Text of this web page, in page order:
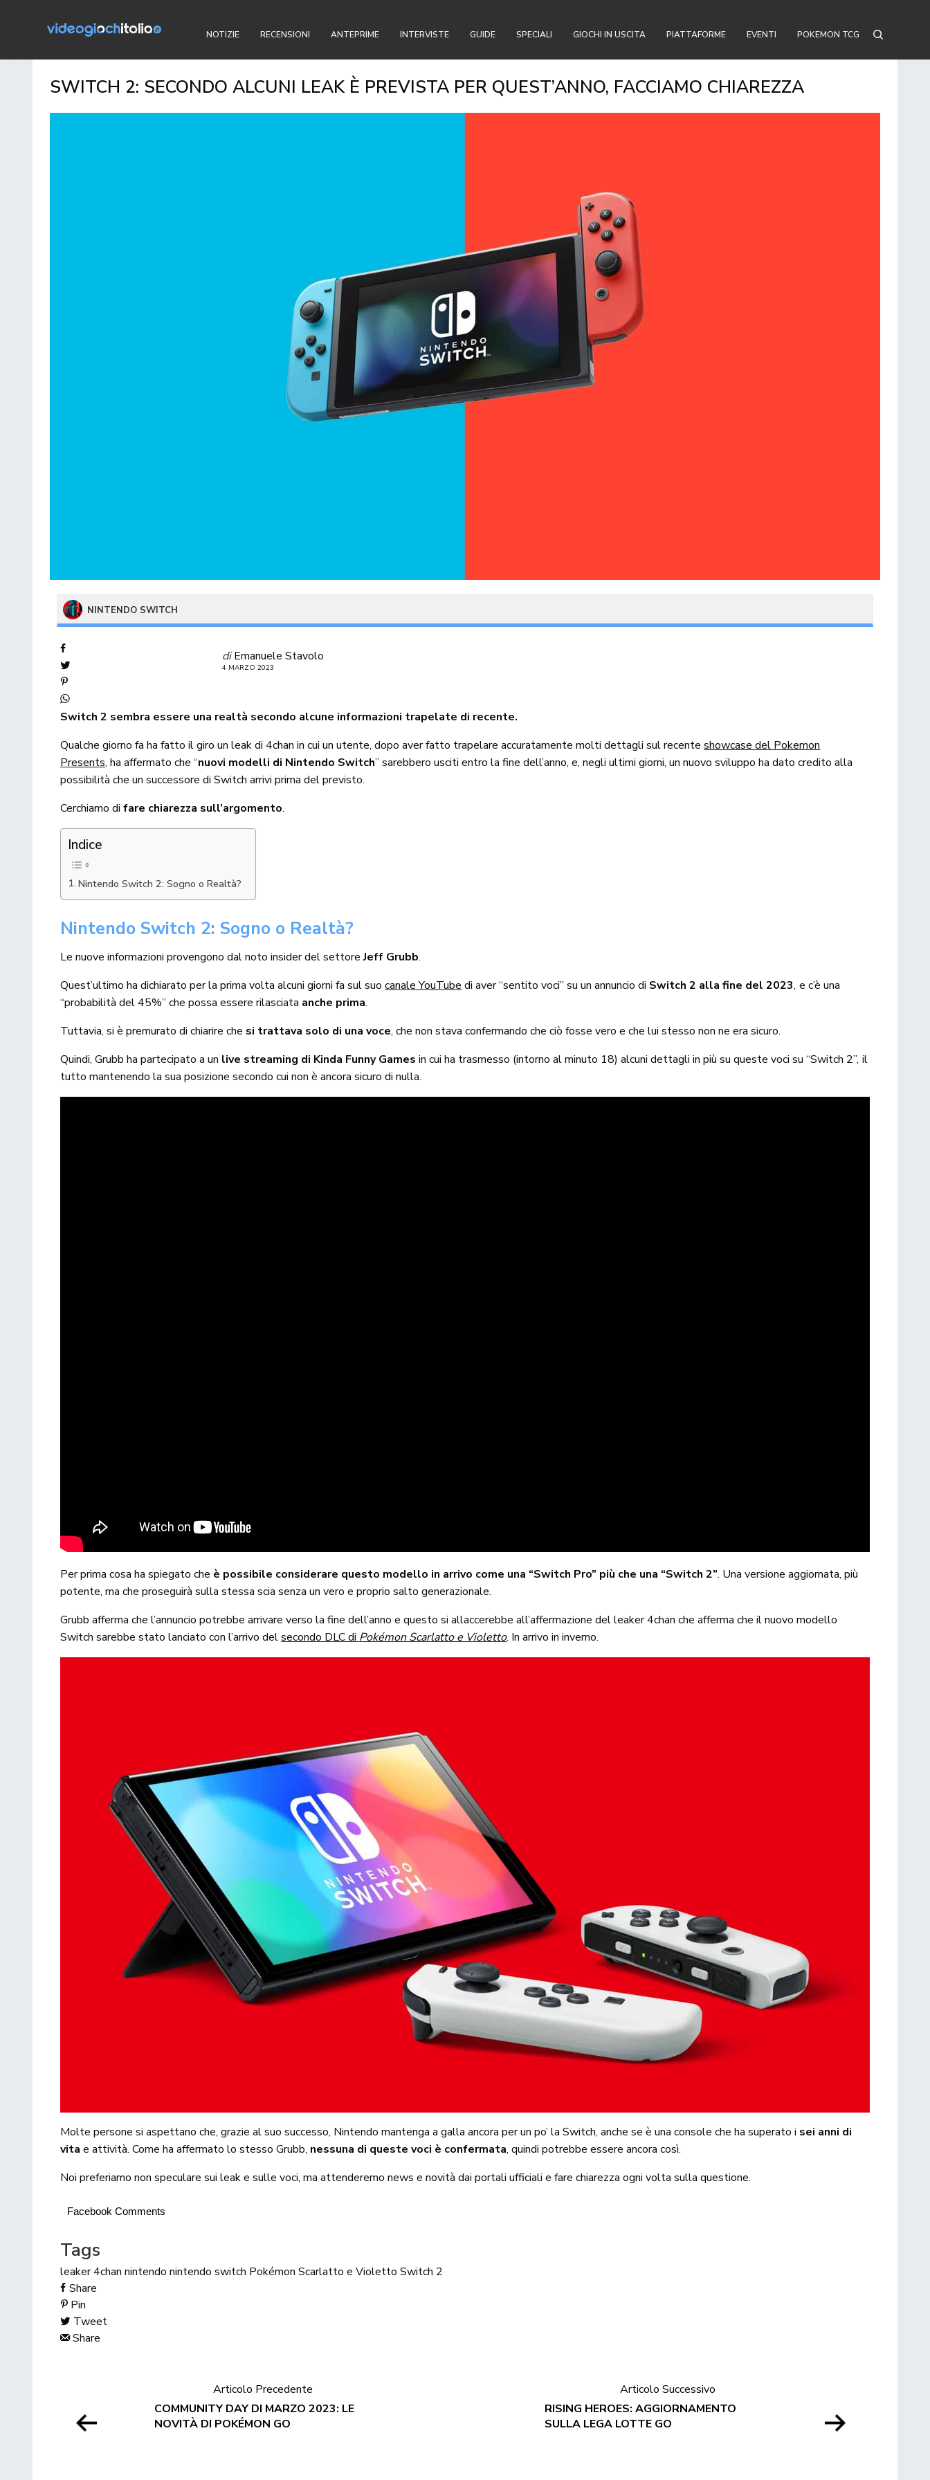
NOTIZIE RECENSIONI ANTEPRIME INTERVISTE GUIDE SPECIALI GIOCHI IN USCITA PIATTAFORME EVENTI POKEMON TCG
SWITCH 2: SECONDO ALCUNI LEAK È PREVISTA PER QUEST’ANNO, FACCIAMO CHIAREZZA
NINTENDO SWITCH
di Emanuele Stavolo
4 MARZO 2023
Switch 2 sembra essere una realtà secondo alcune informazioni trapelate di recente.
Qualche giorno fa ha fatto il giro un leak di 4chan in cui un utente, dopo aver fatto trapelare accuratamente molti dettagli sul recenteshowcase del Pokemon
Presents, ha affermato che “nuovi modelli di Nintendo Switch” sarebbero usciti entro la fine dell’anno, e, negli ultimi giorni, un nuovo sviluppo ha dato credito alla
possibilità che un successore di Switch arrivi prima del previsto.
Cerchiamo difare chiarezza sull’argomento.
Indice
Nintendo Switch 2: Sogno o Realtà?
Nintendo Switch 2: Sogno o Realtà?
Le nuove informazioni provengono dal noto insider del settoreJeff Grubb.
Quest’ultimo ha dichiarato per la prima volta alcuni giorni fa sul suocanale YouTube di aver “sentito voci” su un annuncio di Switch 2 alla fine del 2023, e c’è una
“probabilità del 45%” che possa essere rilasciata anche prima.
Tuttavia, si è premurato di chiarire che si trattava solo di una voce, che non stava confermando che ciò fosse vero e che lui stesso non ne era sicuro.
Quindi, Grubb ha partecipato a un live streaming di Kinda Funny Games in cui ha trasmesso (intorno al minuto 18) alcuni dettagli in più su queste voci su “Switch 2”, il
tutto mantenendo la sua posizione secondo cui non è ancora sicuro di nulla.
Per prima cosa ha spiegato che è possibile considerare questo modello in arrivo come una “Switch Pro” più che una “Switch 2”. Una versione aggiornata, più
potente, ma che proseguirà sulla stessa scia senza un vero e proprio salto generazionale.
Grubb afferma che l’annuncio potrebbe arrivare verso la fine dell’anno e questo si allaccerebbe all’affermazione del leaker 4chan che afferma che il nuovo modello
Switch sarebbe stato lanciato con l’arrivo delsecondo DLC di Pokémon Scarlatto e Violetto. In arrivo in inverno.
Molte persone si aspettano che, grazie al suo successo, Nintendo mantenga a galla ancora per un po’ la Switch, anche se è una console che ha superato i sei anni di
vita e attività. Come ha affermato lo stesso Grubb, nessuna di queste voci è confermata, quindi potrebbe essere ancora così.
Noi preferiamo non speculare sui leak e sulle voci, ma attenderemo news e novità dai portali ufficiali e fare chiarezza ogni volta sulla questione.
Facebook Comments
Tags
leaker 4chan nintendo nintendo switch Pokémon Scarlatto e Violetto Switch 2
Share
Pin
Tweet
Share
Articolo Precedente
COMMUNITY DAY DI MARZO 2023: LE
NOVITÀ DI POKÉMON GO
Articolo Successivo
RISING HEROES: AGGIORNAMENTO
SULLA LEGA LOTTE GO